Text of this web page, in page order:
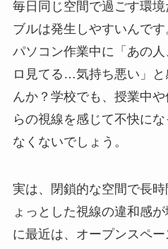
毎日同じ空間で過ごす環
ブルは発生しやすいんで
パソコン作業中に「あの
ロ見てる…気持ち悪い」
んか？学校でも、授業中
らの視線を感じて不快に
なくないでしょう。
実は、閉鎖的な空間で長
ょっとした視線の違和感
に最近は、オープンスペー